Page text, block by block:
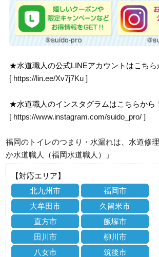
★水道職人の公式LINEアカウントはこちら
[ https://lin.ee/Xv7j7Ku ]
★水道職人のインスタグラムはこちらから
[ https://www.instagram.com/suido_pro/ ]
福岡のトイレのつまり・水漏れは、水道修
か水道職人（福岡水道職人）」
【対応エリア】
北九州市
福岡市
大牟田市
久留米市
直方市
飯塚市
田川市
柳川市
八女市
筑後市